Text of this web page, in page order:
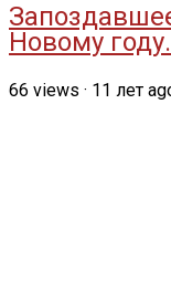
Новому
66 views · 11 лет